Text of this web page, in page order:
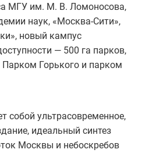
МГУ им. М. В. Ломоносова,
наук, «Москва-Сити»,
новый кампус
— 500 га парков,
Горького и парком
собой ультрасовременное,
идеальный синтез
Москвы и небоскребов